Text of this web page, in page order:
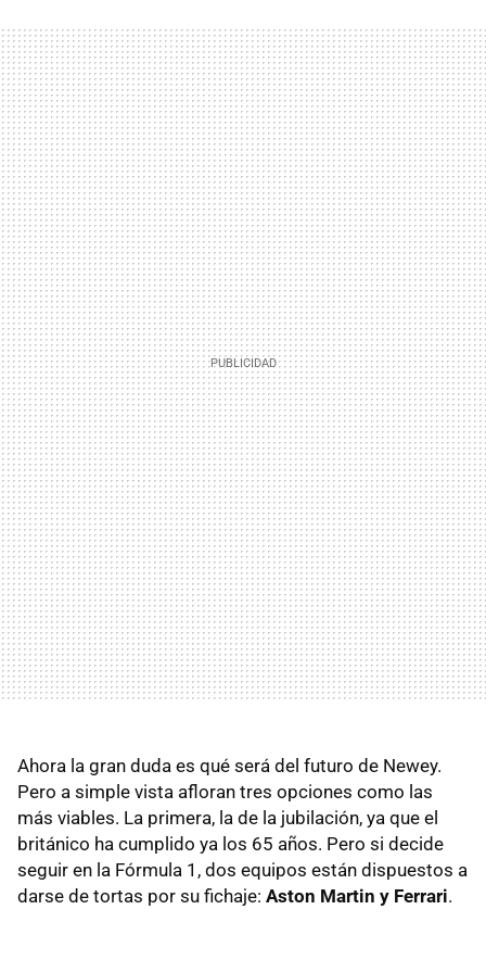
Ahora la gran duda es qué será del futuro de Newey.
Pero a simple vista afloran tres opciones como las
más viables. La primera, la de la jubilación, ya que el
británico ha cumplido ya los 65 años. Pero si decide
seguir en la Fórmula 1, dos equipos están dispuestos a
darse de tortas por su fichaje: Aston Martin y Ferrari.